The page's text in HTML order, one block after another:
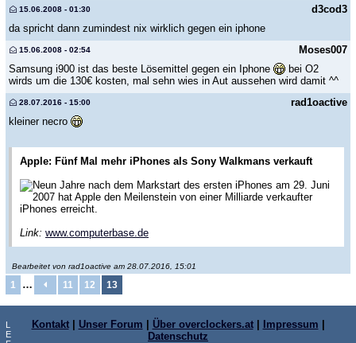
d3cod3
15.06.2008 - 01:30
da spricht dann zumindest nix wirklich gegen ein iphone
Moses007
15.06.2008 - 02:54
Samsung i900 ist das beste Lösemittel gegen ein Iphone
bei O2
wirds um die 130€ kosten, mal sehn wies in Aut aussehen wird damit ^^
rad1oactive
28.07.2016 - 15:00
kleiner necro
Apple: Fünf Mal mehr iPhones als Sony Walkmans verkauft
Neun Jahre nach dem Markstart des ersten iPhones am 29. Juni
2007 hat Apple den Meilenstein von einer Milliarde verkaufter
iPhones erreicht.
Link: www.computerbase.de
Bearbeitet von rad1oactive am 28.07.2016, 15:01
1 … 11 12 13
L
E
Kontakt| Unser Forum Über overclockers.at| Impressum
Datenschutz